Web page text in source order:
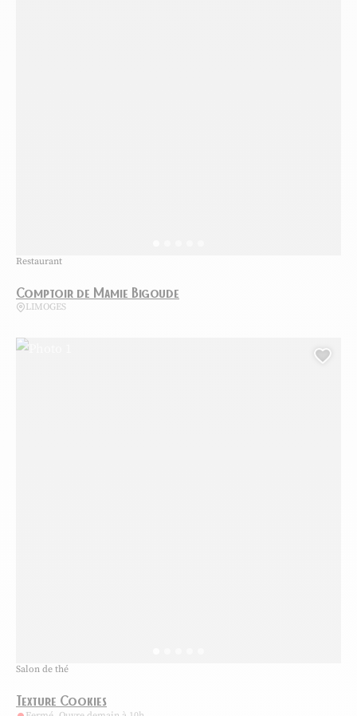
Comptoir de Mamie Bigoude
Restaurant
LIMOGES
Texture Cookies
Salon de thé
Photo 1, © OTI Limoges – Luna Bidon